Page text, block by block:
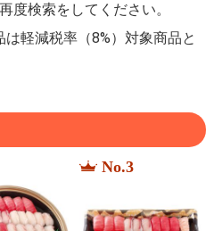
度検索をしてください。
は軽減税率（8%）対象商品と
No.3